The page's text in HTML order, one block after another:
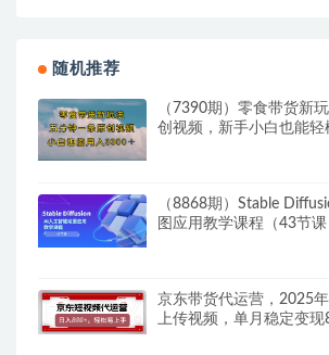
随机推荐
（7390期）零食带货新
创视频，新手小白也能轻
（8868期）Stable
图应用教学课程（43节课
京东带货代运营，2025
上传视频，单月稳定变现